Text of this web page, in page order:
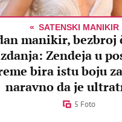
SATENSKI MANIKIR
manikir, bezbroj
Zendeja u
bira istu boju
naravno da je
5 Foto